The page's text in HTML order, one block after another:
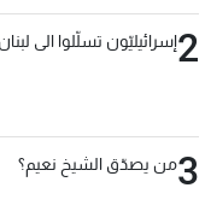
2إسرائيليّون تسلّلوا الى
3من يصدّق الشيخ نعيم؟